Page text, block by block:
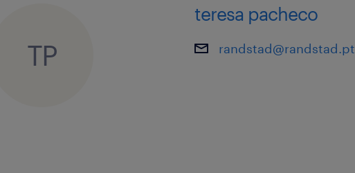
TP
teresa pacheco
randstad@randstad.pt